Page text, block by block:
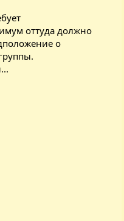
оттуда должно
о